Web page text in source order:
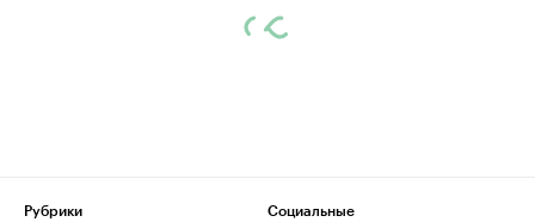
Рубрики
Социальные